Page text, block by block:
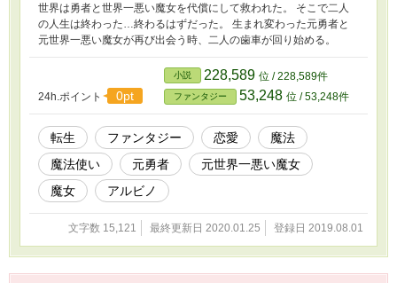
世界は勇者と世界一悪い魔女を代償にして救われた。 そこで二人
の人生は終わった…終わるはずだった。 生まれ変わった元勇者と
元世界一悪い魔女が再び出会う時、二人の歯車が回り始める。
24h.ポイント 0pt
小説 228,589 位 / 228,589件
ファンタジー 53,248 位 / 53,248件
転生 ファンタジー 恋愛
魔法
魔法使い
元勇者
元世界一悪い魔女
魔女
アルビノ
文字数 15,121 最終更新日 2020.01.25 登録日 2019.08.01